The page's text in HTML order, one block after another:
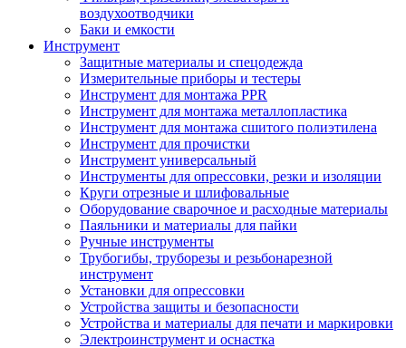
воздухоотводчики
Баки и емкости
Инструмент
Защитные материалы и спецодежда
Измерительные приборы и тестеры
Инструмент для монтажа PPR
Инструмент для монтажа металлопластика
Инструмент для монтажа сшитого полиэтилена
Инструмент для прочистки
Инструмент универсальный
Инструменты для опрессовки, резки и изоляции
Круги отрезные и шлифовальные
Оборудование сварочное и расходные материалы
Паяльники и материалы для пайки
Ручные инструменты
Трубогибы, труборезы и резьбонарезной
инструмент
Установки для опрессовки
Устройства защиты и безопасности
Устройства и материалы для печати и маркировки
Электроинструмент и оснастка